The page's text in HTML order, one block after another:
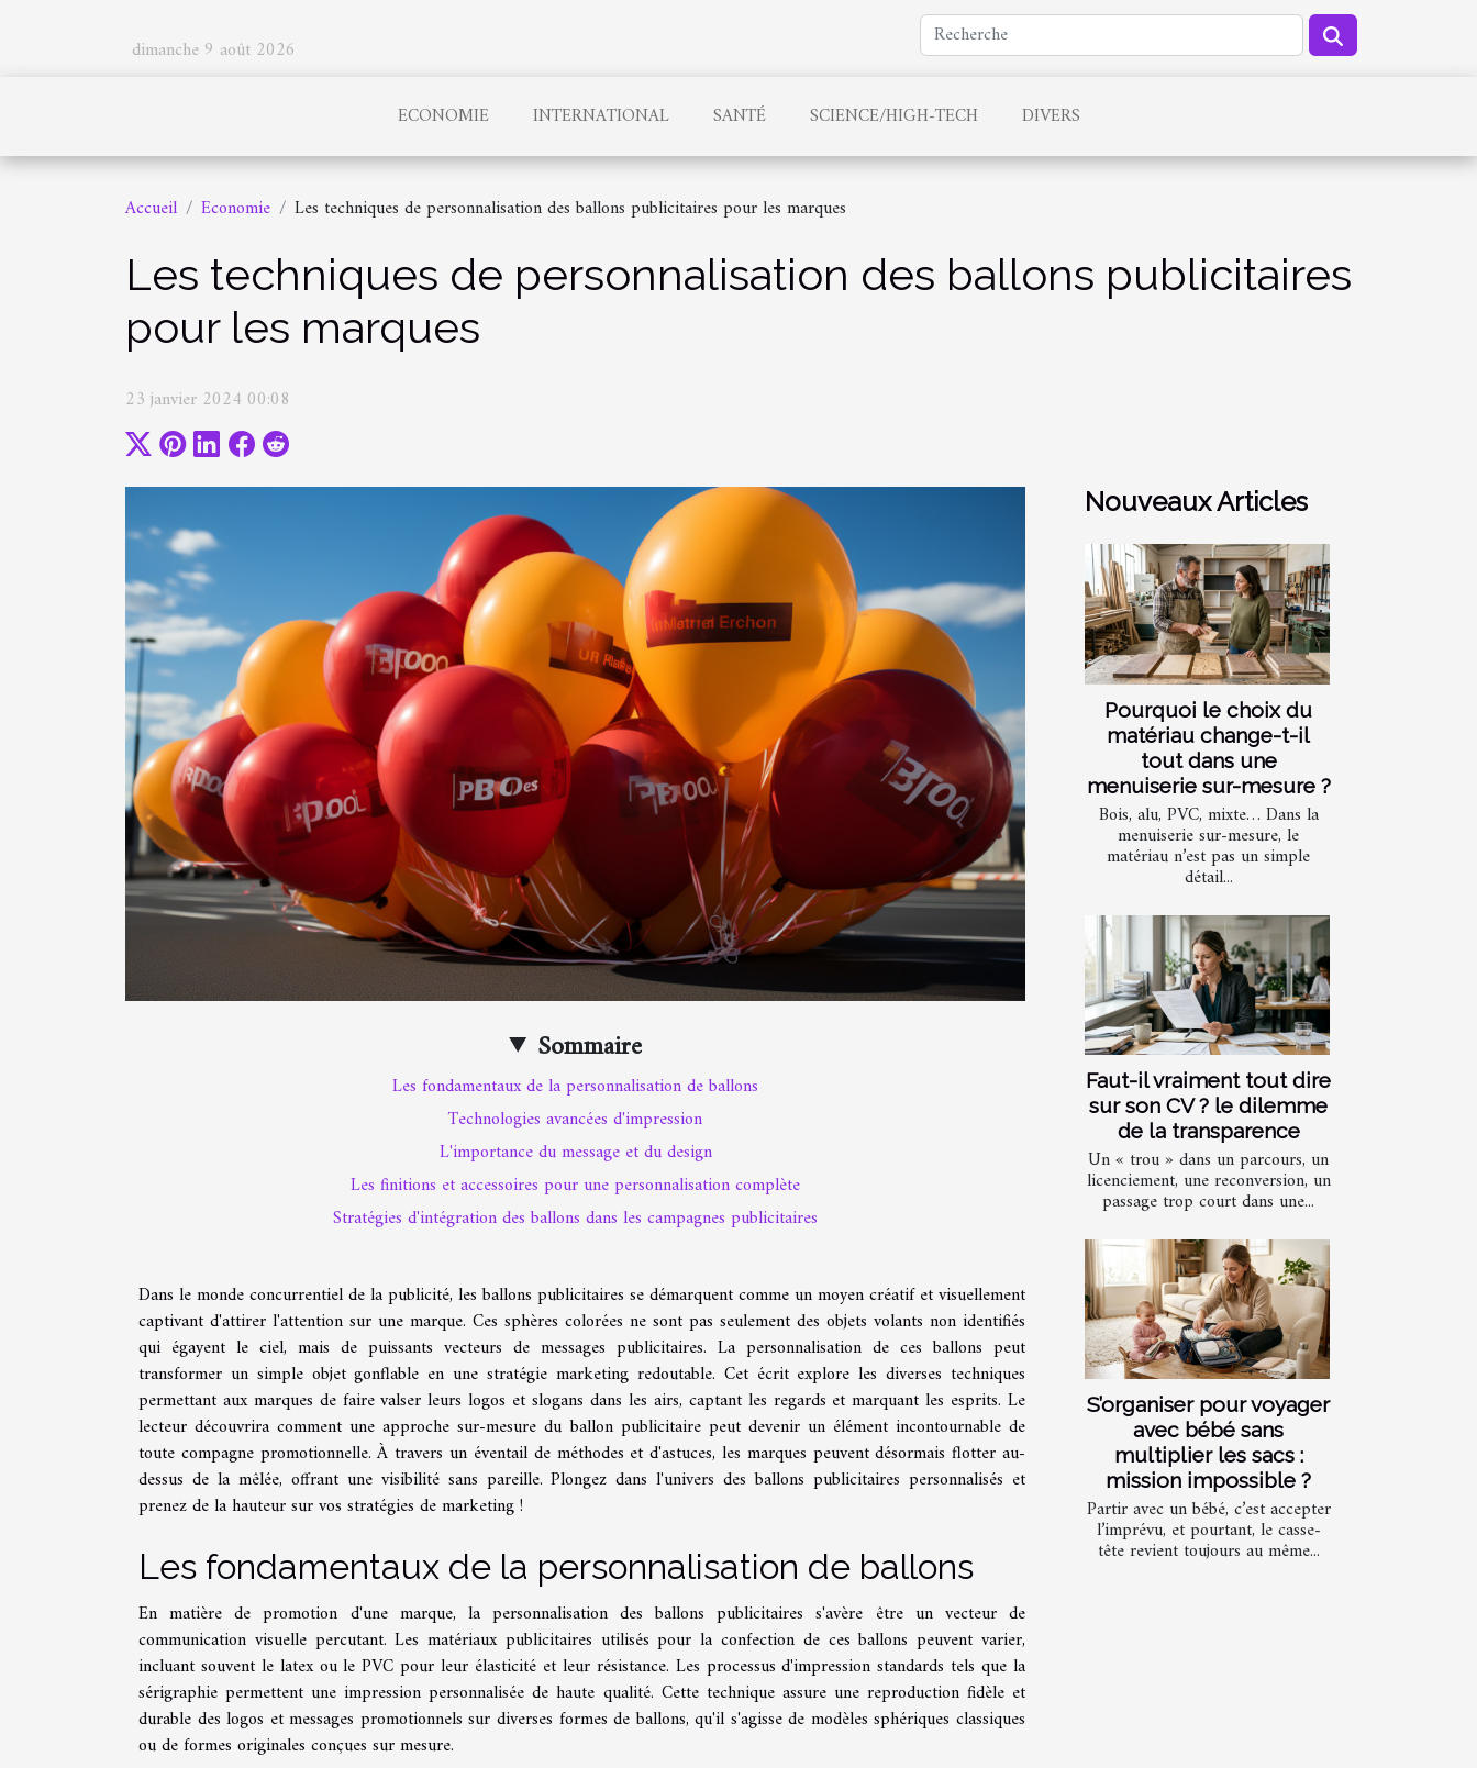
dimanche 9 août 2026
ECONOMIE INTERNATIONAL SANTÉ SCIENCE/HIGH-TECH DIVERS
Accueil Economie Les techniques de personnalisation des ballons publicitaires pour les marques
Les techniques de personnalisation des ballons publicitaires
pour les marques
23 janvier 2024 00:08
Sommaire
Les fondamentaux de la personnalisation de ballons
Technologies avancées d'impression
L'importance du message et du design
Les finitions et accessoires pour une personnalisation complète
Stratégies d'intégration des ballons dans les campagnes publicitaires
Dans le monde concurrentiel de la publicité, les ballons publicitaires se démarquent comme un moyen créatif et visuellement
captivant d'attirer l'attention sur une marque. Ces sphères colorées ne sont pas seulement des objets volants non identifiés
qui égayent le ciel, mais de puissants vecteurs de messages publicitaires. La personnalisation de ces ballons peut
transformer un simple objet gonflable en une stratégie marketing redoutable. Cet écrit explore les diverses techniques
permettant aux marques de faire valser leurs logos et slogans dans les airs, captant les regards et marquant les esprits. Le
lecteur découvrira comment une approche sur-mesure du ballon publicitaire peut devenir un élément incontournable de
toute compagne promotionnelle. À travers un éventail de méthodes et d'astuces, les marques peuvent désormais flotter au-
dessus de la mêlée, offrant une visibilité sans pareille. Plongez dans l'univers des ballons publicitaires personnalisés et
prenez de la hauteur sur vos stratégies de marketing !
Les fondamentaux de la personnalisation de ballons
En matière de promotion d'une marque, la personnalisation des ballons publicitaires s'avère être un vecteur de
communication visuelle percutant. Les matériaux publicitaires utilisés pour la confection de ces ballons peuvent varier,
incluant souvent le latex ou le PVC pour leur élasticité et leur résistance. Les processus d'impression standards tels que la
sérigraphie permettent une impression personnalisée de haute qualité. Cette technique assure une reproduction fidèle et
durable des logos et messages promotionnels sur diverses formes de ballons, qu'il s'agisse de modèles sphériques classiques
ou de formes originales conçues sur mesure.
Nouveaux Articles
Pourquoi le choix du
matériau change-t-il
tout dans une
menuiserie sur-mesure ?
Bois, alu, PVC, mixte… Dans la
menuiserie sur-mesure, le
matériau n’est pas un simple
détail...
Faut-il vraiment tout dire
sur son CV ? le dilemme
de la transparence
Un « trou » dans un parcours, un
licenciement, une reconversion, un
passage trop court dans une...
S’organiser pour voyager
avec bébé sans
multiplier les sacs :
mission impossible ?
Partir avec un bébé, c’est accepter
l’imprévu, et pourtant, le casse-
tête revient toujours au même...